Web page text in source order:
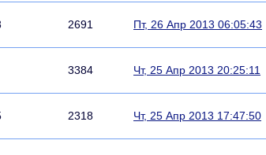
2691 Пт, 26 Апр 2013 06:05:43
3384 Чт, 25 Апр 2013 20:25:11
2318 Чт, 25 Апр 2013 17:47:50